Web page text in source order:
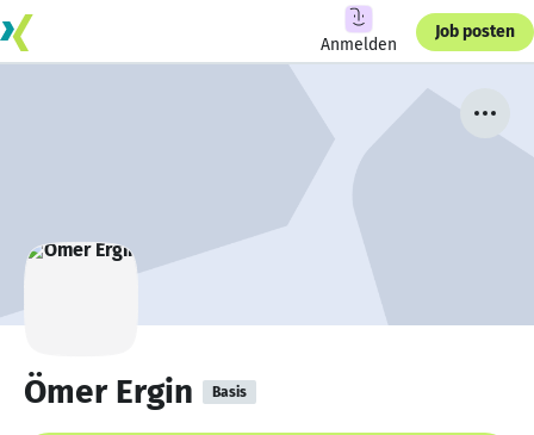
Anmelden
Job posten
Ömer Ergin Basis